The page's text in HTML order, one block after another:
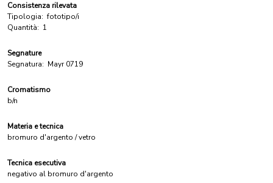
Consistenza rilevata
Tipologia: fototipo/i
Quantità: 1
Segnature
Segnatura: Mayr 0719
Cromatismo
b/n
Materia e tecnica
bromuro d'argento / vetro
Tecnica esecutiva
negativo al bromuro d'argento